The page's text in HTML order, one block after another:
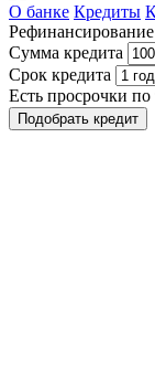
О банке Кредиты
Сумма кредита
Срок кредита
Есть просрочки
Подобрать кредит